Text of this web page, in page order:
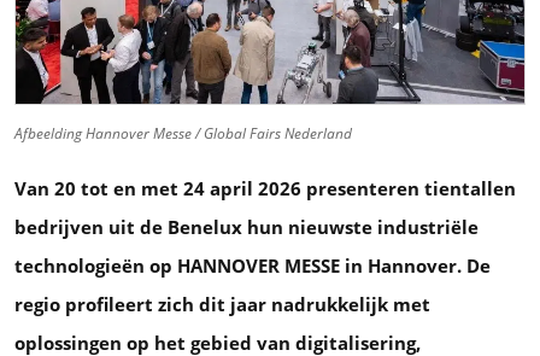
Afbeelding Hannover Messe / Global Fairs Nederland
Van 20 tot en met 24 april 2026 presenteren tientallen
bedrijven uit de Benelux hun nieuwste industriële
technologieën op HANNOVER MESSE in Hannover. De
regio profileert zich dit jaar nadrukkelijk met
oplossingen op het gebied van digitalisering,